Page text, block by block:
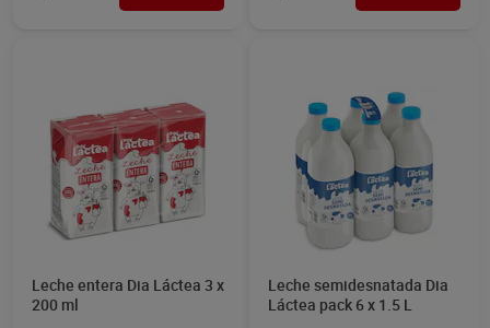
Leche entera Dia Láctea 3 x
200 ml
Leche semidesnatada Dia
Láctea pack 6 x 1.5 L